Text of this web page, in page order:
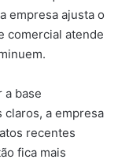
empresa ajusta o
comercial atende
a base
a empresa
recentes
fica mais